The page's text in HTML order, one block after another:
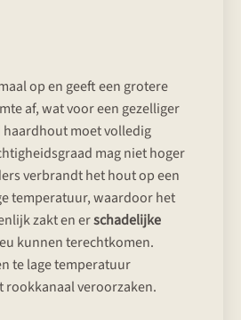
op en geeft een grotere
af, wat voor een gezelliger
haardhout moet volledig
mag niet hoger
verbrandt het hout op een
temperatuur, waardoor het
zakt en erschadelijke
kunnen terechtkomen.
te lage temperatuur
rookkanaal veroorzaken.